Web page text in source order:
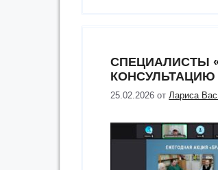
СПЕЦИАЛИСТЫ
25.02.2026 от Лариса